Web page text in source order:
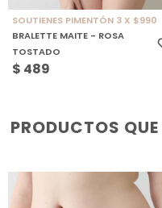
SOUTIENES PIMENTÓN 3 X $990
BRALETTE MAITE - ROSA
TOSTADO
$ 489
PRODUCTOS QUE